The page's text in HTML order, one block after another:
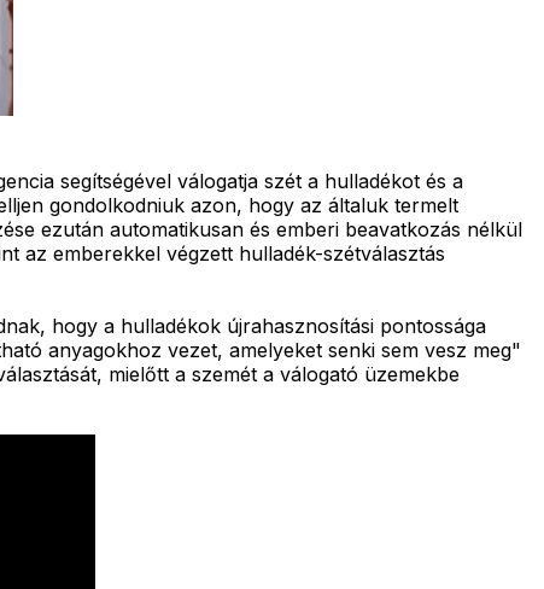
segítségével válogatja szét a hulladékot és a
gondolkodniuk azon, hogy az általuk termelt
ezután automatikusan és emberi beavatkozás nélkül
az emberekkel végzett hulladék-szétválasztás
hogy a hulladékok újrahasznosítási pontossága
anyagokhoz vezet, amelyeket senki sem vesz meg"
mielőtt a szemét a válogató üzemekbe